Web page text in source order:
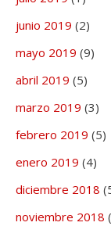
junio 2019 (2)
mayo 2019 (9)
abril 2019 (5)
marzo 2019 (3)
febrero 2019 (5)
enero 2019 (4)
diciembre 2018
noviembre 2018